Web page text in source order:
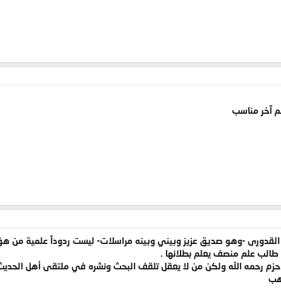
آخر مناسب
-وهو صديق عزيز وبيني وبينه مراسلات- ليست ردوداً علمية من
علم منصف يعلم بطلانها .
رحمه الله ولكن من لا يعقل تلقف البحث ونشره في ملتقى أهل